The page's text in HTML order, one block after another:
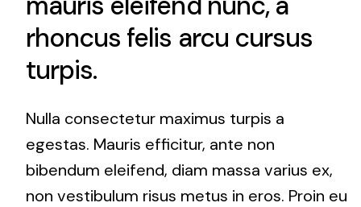
rhoncus felis arcu cursus
turpis.
Nulla consectetur maximus turpis a
egestas. Mauris efficitur, ante non
bibendum eleifend, diam massa varius ex,
non vestibulum risus metus in eros. Proin eu